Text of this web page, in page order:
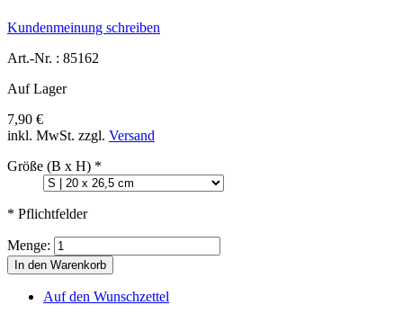
Kundenmeinung schreiben
Art.-Nr. : 85162
Auf Lager
7,90 €
inkl. MwSt. zzgl. Versand
Größe (B x H) *
* Pflichtfelder
Menge:
In den Warenkorb
Auf den Wunschzettel